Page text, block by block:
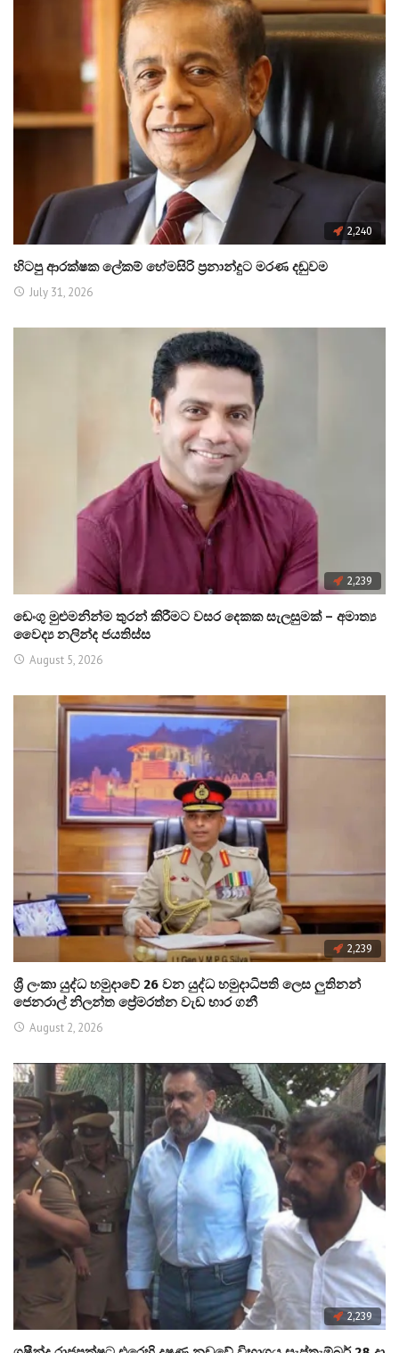
2,240
හිටපු ආරක්ෂක ලේකම් හේමසිරි ප්‍රනාන්දුට මරණ දඬුවම
July 31, 2026
2,239
ඩෙංගු මුළුමනින්ම තුරන් කිරීමට වසර දෙකක සැලසුමක් – අමාත්‍ය
වෛද්‍ය නලින්ද ජයතිස්ස
August 5, 2026
2,239
ශ්‍රී ලංකා යුද්ධ හමුදාවේ 26 වන යුද්ධ හමුදාධිපති ලෙස ලුතිනන්
ජෙනරාල් නිලන්ත ප්‍රේමරත්න වැඩ භාර ගනී
August 2, 2026
2,239